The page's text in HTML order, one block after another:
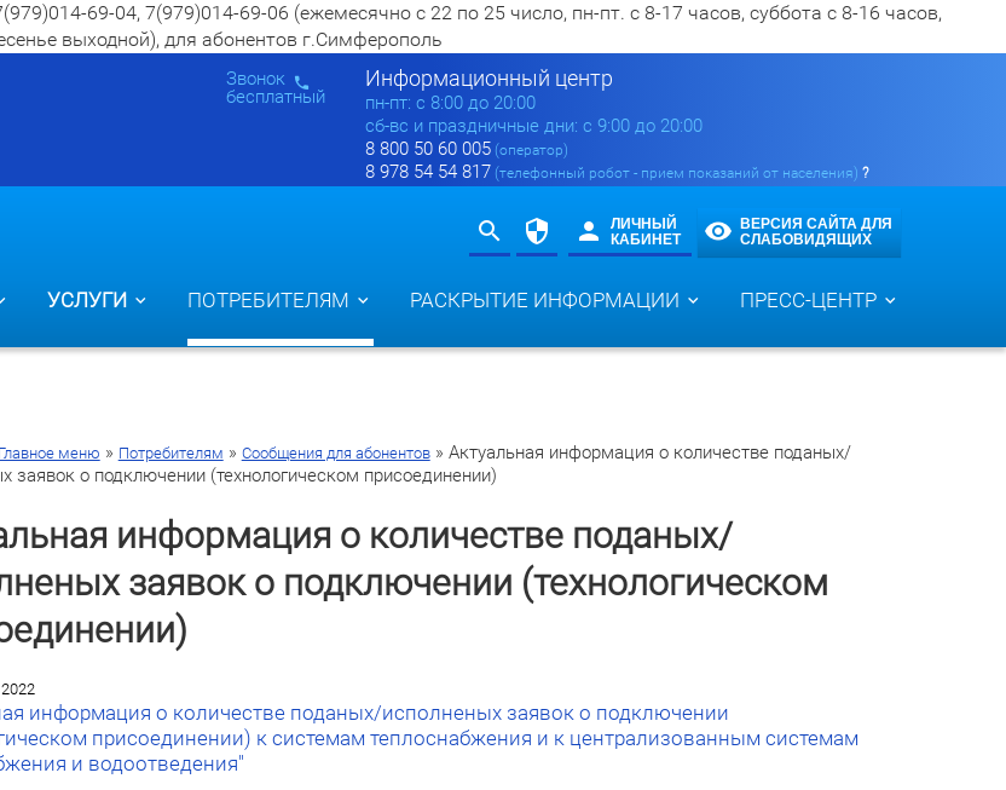
69-04, 7(979)014-69-06 (ежемесячно с 22 по 25 число, пн-пт. с 8-17 часов, суббота с 8-16 часов,
выходной), для абонентов г.Симферополь
Информационный центр
пн-пт: c 8:00 до 20:00
сб-вс и праздничные дни: с 9:00 до 20:00
8 800 50 60 005 (оператор)
8 978 54 54 817 (телефонный робот - прием показаний от населения) ?
Звонок
бесплатный
ЛИЧНЫЙ
КАБИНЕТ
ВЕРСИЯ САЙТА ДЛЯ
СЛАБОВИДЯЩИХ
УСЛУГИ ПОТРЕБИТЕЛЯМ РАСКРЫТИЕ ИНФОРМАЦИИ ПРЕСС-ЦЕНТР
Главное меню » Потребителям » Сообщения для абонентов» Актуальная информация о количестве поданых/
заявок о подключении (технологическом присоединении)
информация о количестве поданых/
заявок о подключении (технологическом
информация о количестве поданых/исполненых заявок о подключении
присоединении) к системам теплоснабжения и к централизованным системам
и водоотведения"